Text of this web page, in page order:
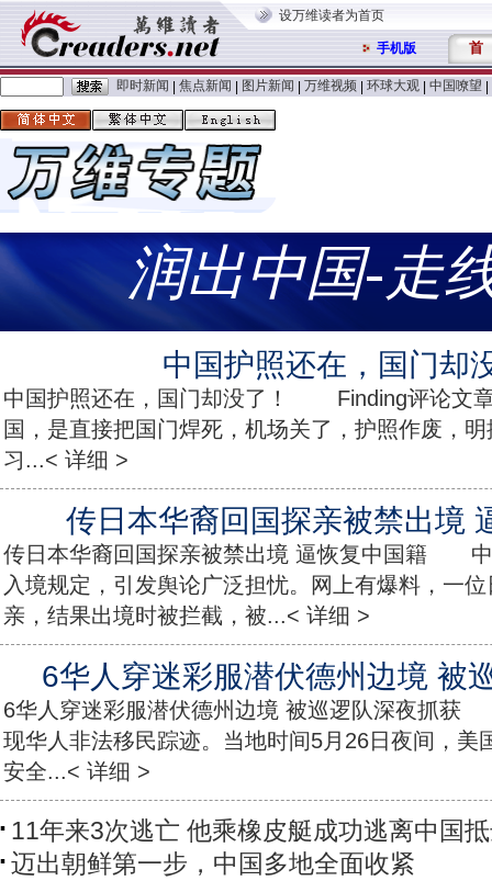
设万维读者为首页
手机版 首
即时新闻 焦点新闻 图片新闻 万维视频 环球大观 中国嘹望
润出中国-走
中国护照还在，国门却
中国护照还在，国门却没了！ Finding评论文
国，是直接把国门焊死，机场关了，护照作废，
习...< 详细 >
传日本华裔回国探亲被禁出境
传日本华裔回国探亲被禁出境 逼恢复中国籍 中
入境规定，引发舆论广泛担忧。网上有爆料，一
亲，结果出境时被拦截，被...< 详细 >
6华人穿迷彩服潜伏德州边境 被
6华人穿迷彩服潜伏德州边境 被巡逻队深夜抓
现华人非法移民踪迹。当地时间5月26日夜间，美
安全...< 详细 >
11年来3次逃亡 他乘橡皮艇成功逃离中国
迈出朝鲜第一步，中国多地全面收紧